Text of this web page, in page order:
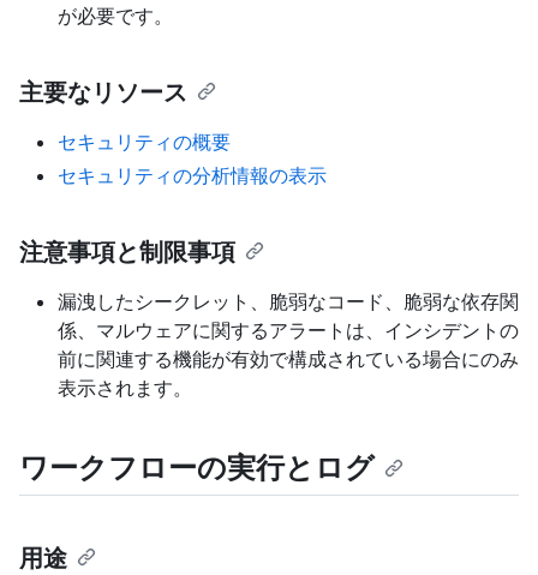
が必要です。
主要なリソース
セキュリティの概要
セキュリティの分析情報の表示
注意事項と制限事項
漏洩したシークレット、脆弱なコード、脆弱な依存関
係、マルウェアに関するアラートは、インシデントの
前に関連する機能が有効で構成されている場合にのみ
表示されます。
ワークフローの実行とログ
用途